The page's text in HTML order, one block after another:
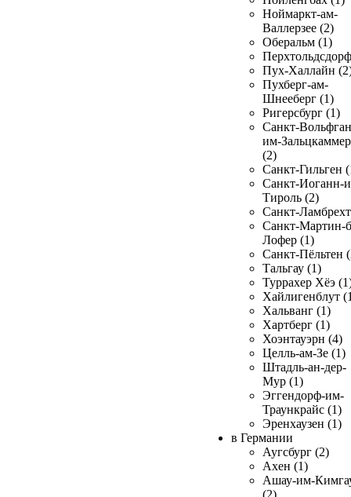
Ноймаркт-ам-
Валлерзее (2)
Оберальм (1)
Пух-Халлайн
Пухберг-ам-
Шнееберг (1)
Ригерсбург (1)
Санкт-
им-
(2)
Санкт-Гильген
Санкт-Иоганн-
Тироль (2)
Санкт-
Санкт-Мартин-
Лофер (1)
Санкт-Пёльтен
Тальгау (1)
Туррахер Хёэ
Хайлигенблут
Хальванг (1)
Хартберг (1)
Хоэнтауэрн (4)
Целль-ам-Зе (1)
Штадль-ан-дер-
Мур (1)
Эггендорф-им-
Траункрайс (1)
Эренхаузен (1)
в Германии
Аугсбург (2)
Ахен (1)
Ашау-им-
(2)